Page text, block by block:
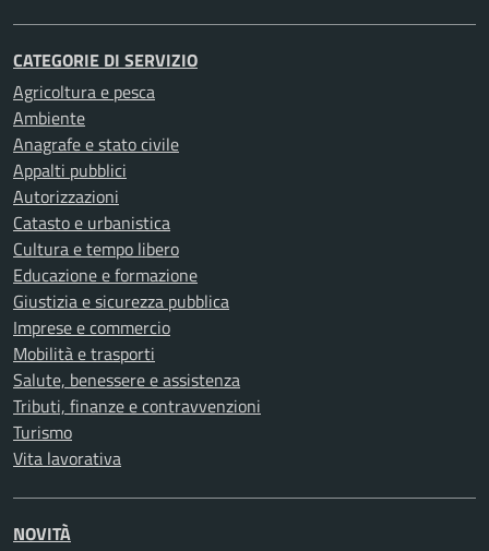
CATEGORIE DI SERVIZIO
Agricoltura e pesca
Ambiente
Anagrafe e stato civile
Appalti pubblici
Autorizzazioni
Catasto e urbanistica
Cultura e tempo libero
Educazione e formazione
Giustizia e sicurezza pubblica
Imprese e commercio
Mobilità e trasporti
Salute, benessere e assistenza
Tributi, finanze e contravvenzioni
Turismo
Vita lavorativa
NOVITÀ